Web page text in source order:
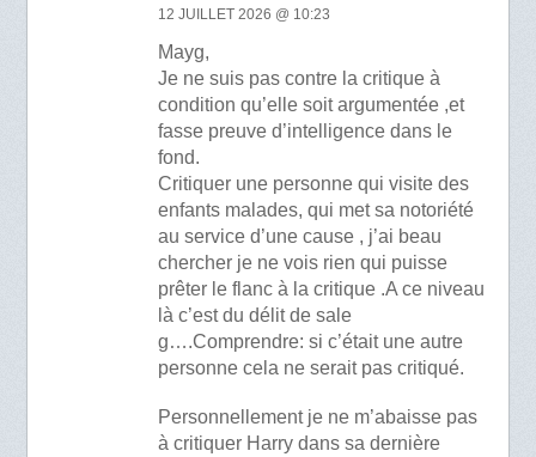
12 JUILLET 2026 @ 10:23
Mayg,
Je ne suis pas contre la critique à
condition qu’elle soit argumentée ,et
fasse preuve d’intelligence dans le
fond.
Critiquer une personne qui visite des
enfants malades, qui met sa notoriété
au service d’une cause , j’ai beau
chercher je ne vois rien qui puisse
prêter le flanc à la critique .A ce niveau
là c’est du délit de sale
g….Comprendre: si c’était une autre
personne cela ne serait pas critiqué.
Personnellement je ne m’abaisse pas
à critiquer Harry dans sa dernière